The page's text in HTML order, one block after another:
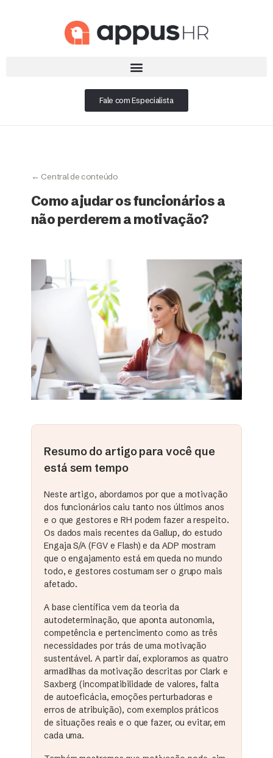
Fale com Especialista
← Central de conteúdo
Como ajudar os funcionários a
não perderem a motivação?
Resumo do artigo para você que
está sem tempo
Neste artigo, abordamos por que a motivação
dos funcionários caiu tanto nos últimos anos
e o que gestores e RH podem fazer a respeito.
Os dados mais recentes da Gallup, do estudo
Engaja S/A (FGV e Flash) e da ADP mostram
que o engajamento está em queda no mundo
todo, e gestores costumam ser o grupo mais
afetado.
A base científica vem da teoria da
autodeterminação, que aponta autonomia,
competência e pertencimento como as três
necessidades por trás de uma motivação
sustentável. A partir daí, exploramos as quatro
armadilhas da motivação descritas por Clark e
Saxberg (incompatibilidade de valores, falta
de autoeficácia, emoções perturbadoras e
erros de atribuição), com exemplos práticos
de situações reais e o que fazer, ou evitar, em
cada uma.